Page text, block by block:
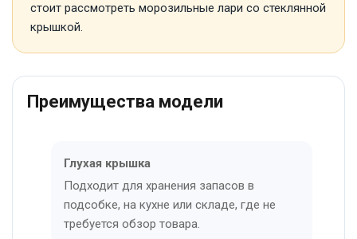
стоит рассмотреть морозильные лари со стеклянной
крышкой.
Преимущества модели
Глухая крышка
Подходит для хранения запасов в
подсобке, на кухне или складе, где не
требуется обзор товара.